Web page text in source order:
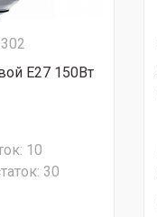
Е27 150Вт
10
30